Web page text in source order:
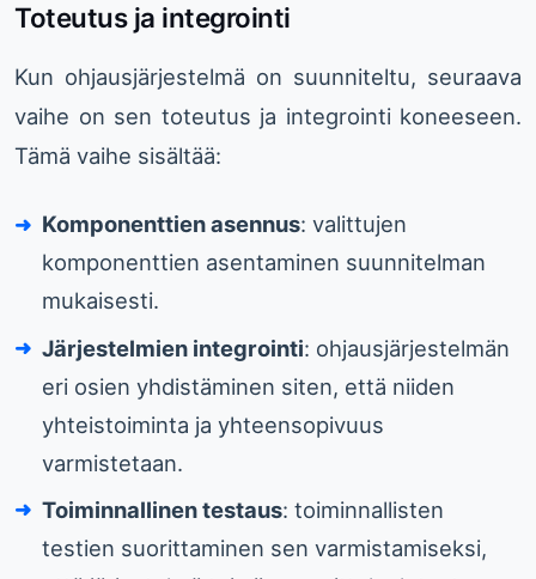
Toteutus ja integrointi
Kun ohjausjärjestelmä on suunniteltu, seuraava
vaihe on sen toteutus ja integrointi koneeseen.
Tämä vaihe sisältää:
Komponenttien asennus: valittujen
komponenttien asentaminen suunnitelman
mukaisesti.
Järjestelmien integrointi: ohjausjärjestelmän
eri osien yhdistäminen siten, että niiden
yhteistoiminta ja yhteensopivuus
varmistetaan.
Toiminnallinen testaus: toiminnallisten
testien suorittaminen sen varmistamiseksi,